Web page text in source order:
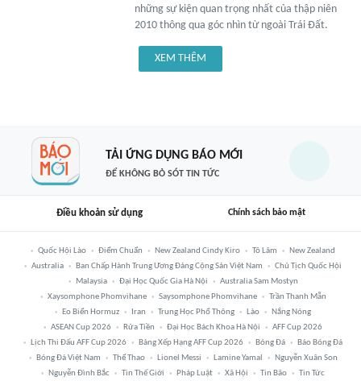
những sự kiện quan trọng nhất của thập niên
2010 thông qua góc nhìn từ ngoài Trái Đất.
XEM THÊM
TẢI ỨNG DỤNG BÁO MỚI
ĐỂ KHÔNG BỎ SÓT TIN TỨC
Điều khoản sử dụng Chính sách bảo mật
Quốc Hội Lào Điểm Chuẩn New Zealand Cindy Kiro Tô Lâm
New Zealand
Australia
Ban Chấp Hành Trung Ương Đảng Cộng Sản Việt Nam
Chủ Tịch Quốc Hội
Malaysia
Đại Học Quốc Gia Hà Nội
Australia Sam Mostyn
Xaysomphone Phomvihane
Saysomphone Phomvihane
Trần Thanh Mẫn
Eo Biển Hormuz
Iran Trung Học Phổ Thông Lào
Nắng Nóng
ASEAN Cup 2026
Rửa Tiền Đại Học Bách Khoa Hà Nội
AFF Cup 2026
Lịch Thi Đấu AFF Cup 2026
Bảng Xếp Hạng AFF Cup 2026 Bóng Đá
Báo Bóng Đá
Bóng Đá Việt Nam
Thể Thao Lionel Messi Lamine Yamal
Nguyễn Xuân Son
Nguyễn Đình Bắc
Tin Thế Giới Pháp Luật Xã Hội Tin Bão Tin Tức